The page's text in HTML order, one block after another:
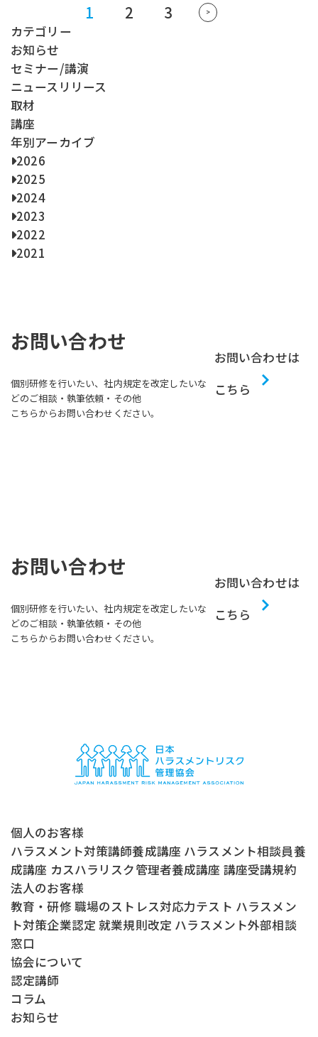
稿
の
ペ
ー
ジ
送
り
1 2 3 >
カテゴリー
お知らせ
セミナー/講演
ニュースリリース
取材
講座
年別アーカイブ
2026
2025
2024
2023
2022
2021
お問い合わせ
個別研修を行いたい、社内規定を改定したいな
どのご相談・執筆依頼・その他
こちらからお問い合わせください。
お問い合わせは
こちら
お問い合わせ
個別研修を行いたい、社内規定を改定したいな
どのご相談・執筆依頼・その他
こちらからお問い合わせください。
お問い合わせは
こちら
個人のお客様
ハラスメント対策講師養成講座 ハラスメント相談員養
成講座 カスハラリスク管理者養成講座 講座受講規約
法人のお客様
教育・研修 職場のストレス対応力テスト ハラスメン
ト対策企業認定 就業規則改定 ハラスメント外部相談
窓口
協会について
認定講師
コラム
お知らせ